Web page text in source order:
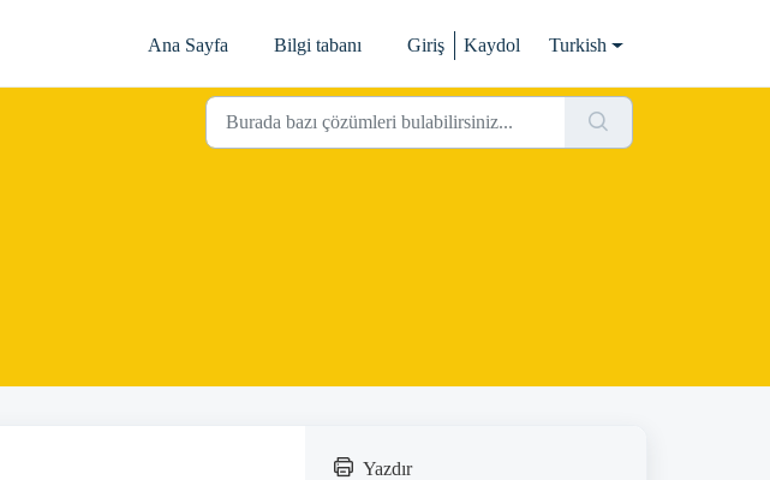
Ana Sayfa
Bilgi tabanı Giriş Kaydol Turkish
Yazdır